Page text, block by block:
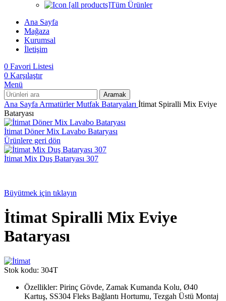
Tüm Ürünler
Ana Sayfa
Mağaza
Kurumsal
İletişim
0 Favori Listesi
0 Karşılaştır
Menü
Aramak
Ana Sayfa ArmatürlerMutfak Bataryaları İtimat Spiralli Mix Eviye
Bataryası
İtimat Döner Mix Lavabo Bataryası
Ürünlere geri dön
İtimat Mix Duş Bataryası 307
Büyütmek için tıklayın
İtimat Spiralli Mix Eviye
Bataryası
Stok kodu: 304T
Özellikler: Pirinç Gövde, Zamak Kumanda Kolu, Ø40
Kartuş, SS304 Fleks Bağlantı Hortumu, Tezgah Üstü Montaj